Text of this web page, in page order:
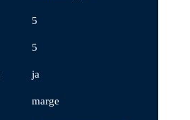
5
5
ja
marge